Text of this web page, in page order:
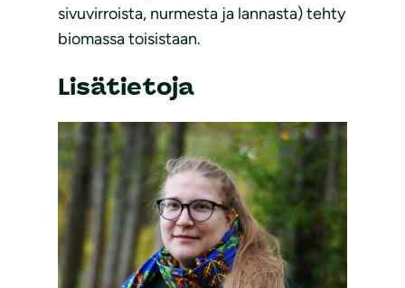
sivuvirroista, nurmesta ja lannasta) tehty
biomassa toisistaan.
Lisätietoja